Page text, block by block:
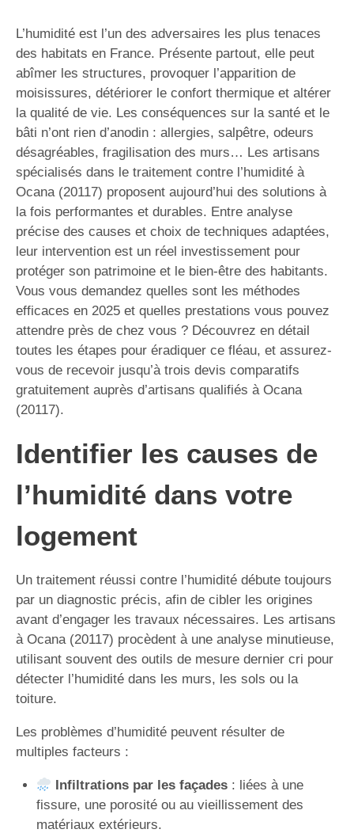
L’humidité est l’un des adversaires les plus tenaces
des habitats en France. Présente partout, elle peut
abîmer les structures, provoquer l’apparition de
moisissures, détériorer le confort thermique et altérer
la qualité de vie. Les conséquences sur la santé et le
bâti n’ont rien d’anodin : allergies, salpêtre, odeurs
désagréables, fragilisation des murs… Les artisans
spécialisés dans le traitement contre l’humidité à
Ocana (20117) proposent aujourd’hui des solutions à
la fois performantes et durables. Entre analyse
précise des causes et choix de techniques adaptées,
leur intervention est un réel investissement pour
protéger son patrimoine et le bien-être des habitants.
Vous vous demandez quelles sont les méthodes
efficaces en 2025 et quelles prestations vous pouvez
attendre près de chez vous ? Découvrez en détail
toutes les étapes pour éradiquer ce fléau, et assurez-
vous de recevoir jusqu’à trois devis comparatifs
gratuitement auprès d’artisans qualifiés à Ocana
(20117).
Identifier les causes de
l’humidité dans votre
logement
Un traitement réussi contre l’humidité débute toujours
par un diagnostic précis, afin de cibler les origines
avant d’engager les travaux nécessaires. Les artisans
à Ocana (20117) procèdent à une analyse minutieuse,
utilisant souvent des outils de mesure dernier cri pour
détecter l’humidité dans les murs, les sols ou la
toiture.
Les problèmes d’humidité peuvent résulter de
multiples facteurs :
Infiltrations par les façades: liées à une
fissure, une porosité ou au vieillissement des
matériaux extérieurs.